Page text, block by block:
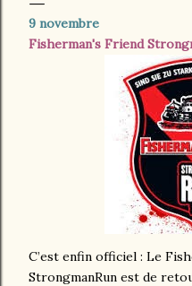
9 novembre
Fisherman's Friend
C’est enfin officiel : Le
StrongmanRun est de